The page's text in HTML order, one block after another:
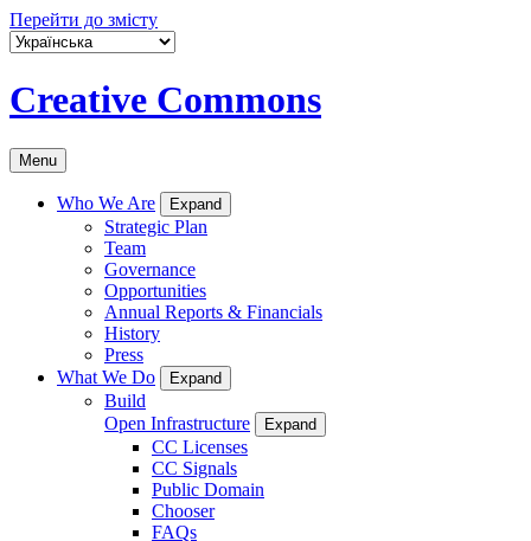
Перейти до змісту
Creative Commons
Menu
Who We Are Expand
Strategic Plan
Team
Governance
Opportunities
Annual Reports & Financials
History
Press
What We Do
Expand
Build
Open Infrastructure
Expand
CC Licenses
CC Signals
Public Domain
Chooser
FAQs